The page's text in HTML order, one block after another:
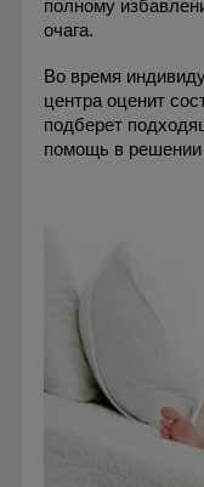
полному
очага.
Во время
центра оценит
подберет
помощь в